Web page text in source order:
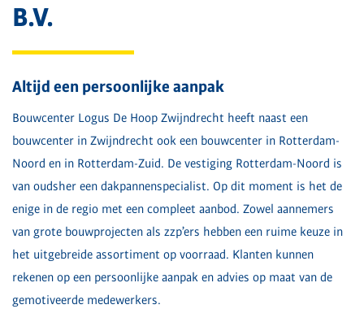
B.V.
Altijd een persoonlijke aanpak
Bouwcenter Logus De Hoop Zwijndrecht heeft naast een
bouwcenter in Zwijndrecht ook een bouwcenter in Rotterdam-
Noord en in Rotterdam-Zuid. De vestiging Rotterdam-Noord is
van oudsher een dakpannenspecialist. Op dit moment is het de
enige in de regio met een compleet aanbod. Zowel aannemers
van grote bouwprojecten als zzp’ers hebben een ruime keuze in
het uitgebreide assortiment op voorraad. Klanten kunnen
rekenen op een persoonlijke aanpak en advies op maat van de
gemotiveerde medewerkers.